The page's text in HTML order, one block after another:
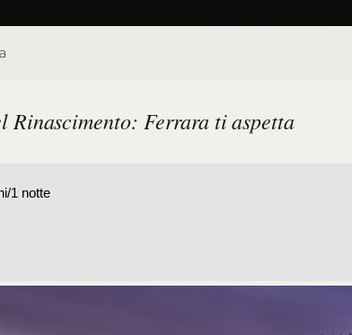
Rinascimento: Ferrara ti aspetta
1 notte